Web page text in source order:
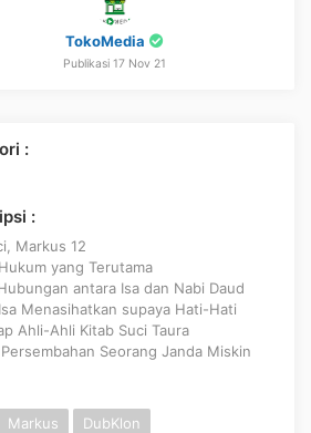
TokoMedia
Publikasi 17 Nov 21
:
:
Markus 12
yang Terutama
antara Isa dan Nabi Daud
Menasihatkan supaya Hati-Hati
Ahli-Ahli Kitab Suci Taura
Seorang Janda Miskin
Markus DubKlon